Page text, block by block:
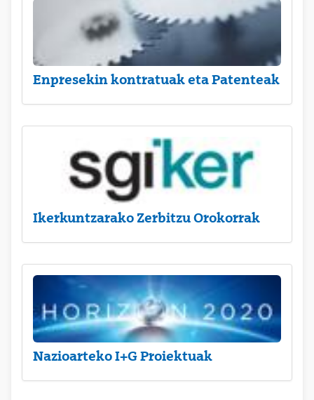
Enpresekin kontratuak eta Patenteak
Ikerkuntzarako Zerbitzu Orokorrak
Nazioarteko I+G Proiektuak